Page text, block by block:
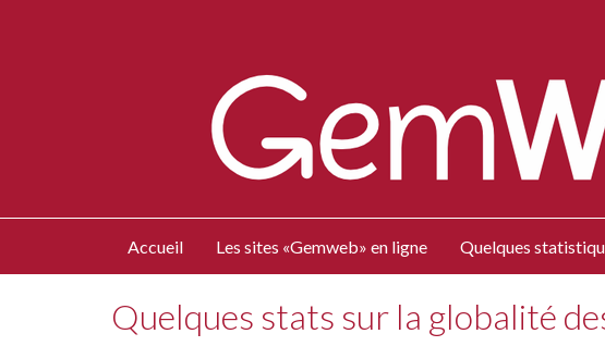
Accueil Les sites «Gemweb» en ligne Quelques
Quelques stats sur la globalité